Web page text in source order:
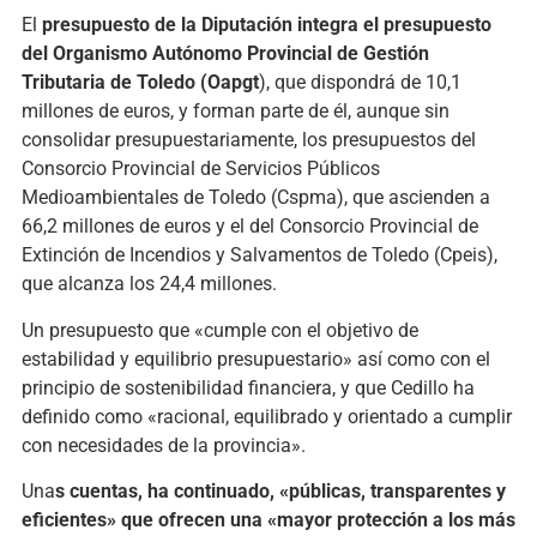
El presupuesto de la Diputación integra el presupuesto
del Organismo Autónomo Provincial de Gestión
Tributaria de Toledo (Oapgt), que dispondrá de 10,1
millones de euros, y forman parte de él, aunque sin
consolidar presupuestariamente, los presupuestos del
Consorcio Provincial de Servicios Públicos
Medioambientales de Toledo (Cspma), que ascienden a
66,2 millones de euros y el del Consorcio Provincial de
Extinción de Incendios y Salvamentos de Toledo (Cpeis),
que alcanza los 24,4 millones.
Un presupuesto que «cumple con el objetivo de
estabilidad y equilibrio presupuestario» así como con el
principio de sostenibilidad financiera, y que Cedillo ha
definido como «racional, equilibrado y orientado a cumplir
con necesidades de la provincia».
Unas cuentas, ha continuado, «públicas, transparentes y
eficientes» que ofrecen una «mayor protección a los más